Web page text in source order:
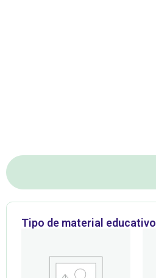
Tipo de material educativo